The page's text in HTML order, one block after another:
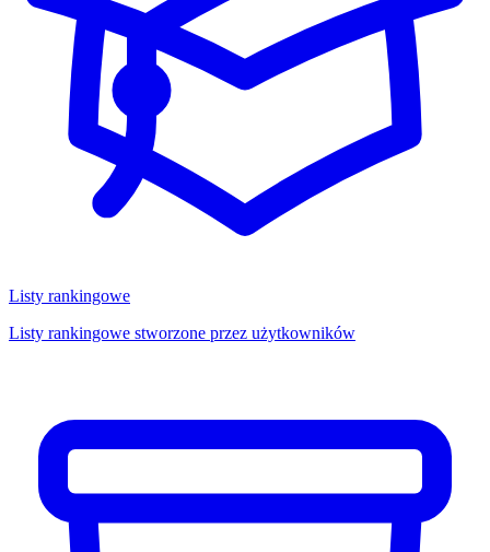
Listy rankingowe
Listy rankingowe stworzone przez użytkowników